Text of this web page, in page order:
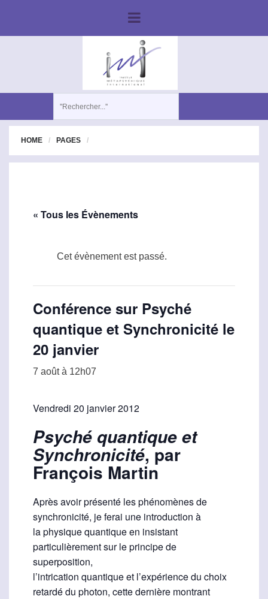
HOME PAGES
« Tous les Évènements
Cet évènement est passé.
Conférence sur Psyché
quantique et Synchronicité le
20 janvier
7 août à 12h07
Vendredi 20 janvier 2012
Psyché quantique et
Synchronicité, par
François Martin
Après avoir présenté les phénomènes de
synchronicité, je ferai une introduction à
la physique quantique en insistant
particulièrement sur le principe de
superposition,
l’intrication quantique et l’expérience du choix
retardé du photon, cette dernière montrant